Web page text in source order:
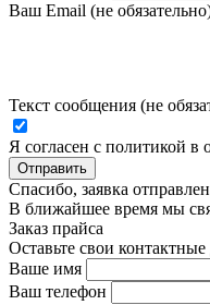
Ваш Email (не
Текст сообщения (не
Я согласен с политикой в
Отправить
Спасибо, заявка
В ближайшее время мы
Заказ прайса
Оставьте свои
Ваше имя
Ваш телефон